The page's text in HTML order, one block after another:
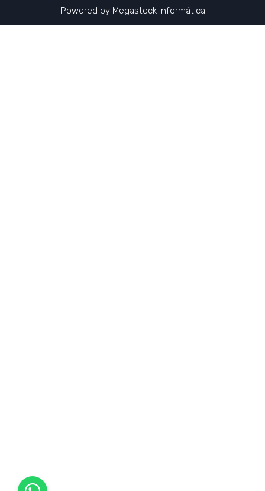
Powered by Megastock Informática